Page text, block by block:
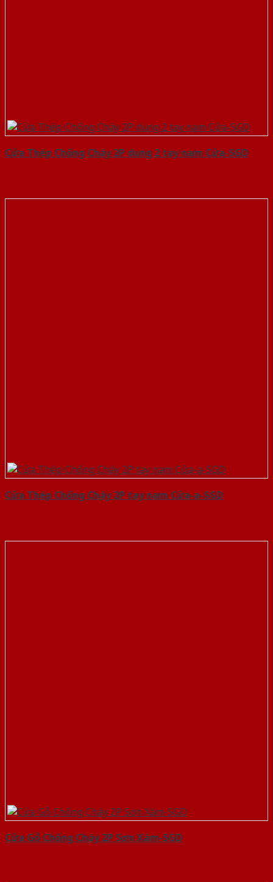
Cửa Thép Chống Cháy 2P dung 2 tay nam Cửa-SGD
Cửa Thép Chống Cháy 2P tay nam Cửa-a-SGD
Cửa Gỗ Chống Cháy 2P Sơn Xám-SGD